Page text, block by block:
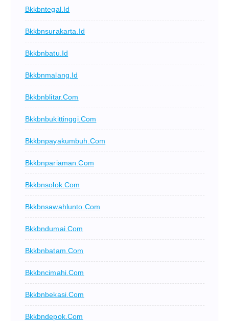
Bkkbntegal.id
Bkkbnsurakarta.id
Bkkbnbatu.id
Bkkbnmalang.id
Bkkbnblitar.com
Bkkbnbukittinggi.com
Bkkbnpayakumbuh.com
Bkkbnpariaman.com
Bkkbnsolok.com
Bkkbnsawahlunto.com
Bkkbndumai.com
Bkkbnbatam.com
Bkkbncimahi.com
Bkkbnbekasi.com
Bkkbndepok.com